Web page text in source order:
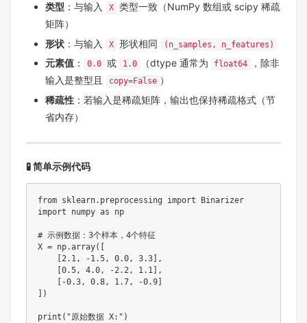
类型 ：与输入 X 类型一致（NumPy 数组或 scipy 稀疏
矩阵）
形状 ：与输入 X 形状相同 (n_samples, n_features)
元素值 ： 0.0 或 1.0 （dtype 通常为 float64
，除非
输入是整型且
copy=False ）
稀疏性 ：若输入是稀疏矩阵，输出也保持稀疏格式（节
省内存）
🧪 简单示例代码
from sklearn. preprocessing import
import numpy as np
# 示例数据：3个样本，4个特征
X = np.array(
2.1, -1.5, 0.0, 3.3
,
0.5, 4.0, -2.2, 1.1
,
-0.3, 0.8, 1.7, -0.9
)
print ( "原始数据 X:" )